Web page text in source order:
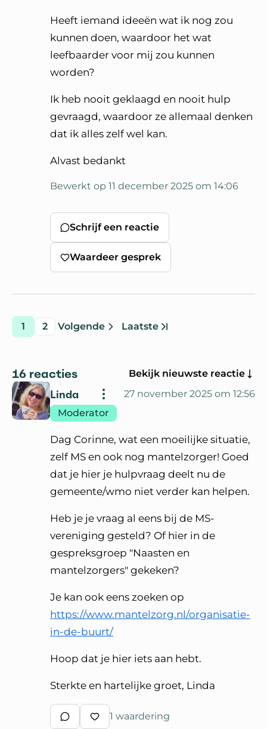
Heeft iemand ideeën wat ik nog zou
kunnen doen, waardoor het wat
leefbaarder voor mij zou kunnen
worden?
Ik heb nooit geklaagd en nooit hulp
gevraagd, waardoor ze allemaal denken
dat ik alles zelf wel kan.
Alvast bedankt
Bewerkt op 11 december 2025 om 14:06
Schrijf een reactie
Waardeer gesprek
Ga naar
pagina
1 pagina
2 Volgende
pagina Laatste
pagina
16 reacties Bekijk nieuwste reactie
Linda
27 november 2025 om 12:56
Moderator
Dag Corinne, wat een moeilijke situatie,
zelf MS en ook nog mantelzorger! Goed
dat je hier je hulpvraag deelt nu de
gemeente/wmo niet verder kan helpen.
Heb je je vraag al eens bij de MS-
vereniging gesteld? Of hier in de
gespreksgroep "Naasten en
mantelzorgers" gekeken?
Je kan ook eens zoeken op
https://www.mantelzorg.nl/organisatie-
in-de-buurt/
Hoop dat je hier iets aan hebt.
Sterkte en hartelijke groet, Linda
Schrijf een reactie
Waardeer reactie
1 waardering